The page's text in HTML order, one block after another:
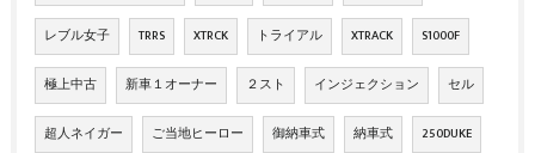
レブル女子 TRRS XTRCK トライアル XTRACK S1000F
極上中古 新車１オーナー ２スト インジェクション セル
超人ネイガー ご当地ヒーロー 御納車式 納車式 250DUKE